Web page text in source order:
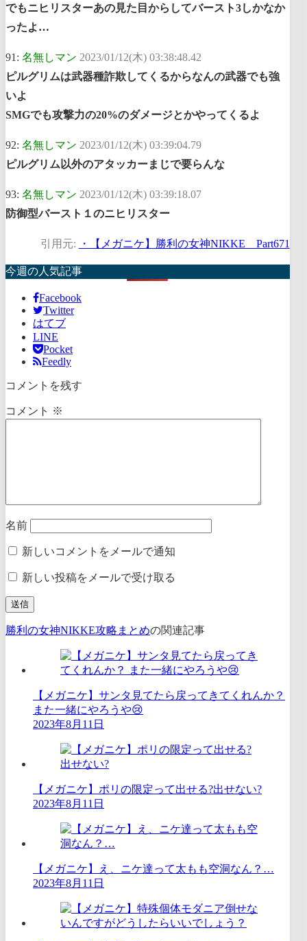
でもニヒリスターあの見た目からしてバースト3しかなか
ったよ…
91: 名無しマン 2023/01/12(木) 03:38:48.42
ピルグリムは武器種詐欺してくるからなんの武器でも強
いよ
SMGでも攻撃力の20%のダメージとかやってくるよ
92: 名無しマン 2023/01/12(木) 03:39:04.79
ピルグリム以外のアタッカーまじで要らんな
93: 名無しマン 2023/01/12(木) 03:39:18.07
防御型バースト１のニヒリスター
引用元: ・【メガニケ】勝利の女神NIKKE Part671
今週の人気記事
Facebook
Twitter
はてブ
LINE
Pocket
Feedly
コメントを残す
コメント ※
名前
新しいコメントをメールで通知
新しい投稿をメールで受け取る
勝利の女神NIKKE攻略まとめの関連記事
【メガニケ】サンタ見てたら戻ってきてくれんか？
また一緒にやろうや😢
2023年8月11日
【メガニケ】ポリの限定って出せる?出せない?
2023年8月11日
【メガニケ】え、ニケ達って太もも空洞なん？…
2023年8月11日